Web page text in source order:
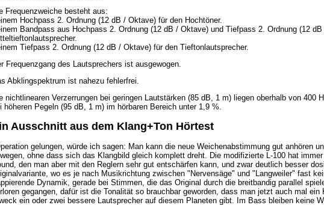
Frequenzweiche besteht aus:
Hochpass 2. Ordnung (12 dB / Oktave) für den Hochtöner.
Bandpass aus Hochpass 2. Ordnung (12 dB / Oktave) und Tiefpass 2. Ordnung (12
Tiefpass 2. Ordnung (12 dB / Oktave) für den Tieftonlautsprecher.
Frequenzgang des Lautsprechers ist ausgewogen.
Abklingspektrum ist nahezu fehlerfrei.
nichtlinearen Verzerrungen bei geringen Lautstärken (85 dB, 1 m) liegen oberhalb von 400
höheren Pegeln (95 dB, 1 m) im hörbaren Bereich unter 1,9 %.
Ausschnitt aus dem Klang+Ton Hörtest
gelungen, würde ich sagen: Man kann die neue Weichenabstimmung gut anhören
ohne dass sich das Klangbild gleich komplett dreht. Die modifizierte L-100 hat
den man aber mit den Reglern sehr gut entschärfen kann, und zwar deutlich besser
wo es je nach Musikrichtung zwischen "Nervensäge" und "Langweiler" fast
Dynamik, gerade bei Stimmen, die das Original durch die breitbandig parallel
gegangen, dafür ist die Tonalität so brauchbar geworden, dass man jetzt auch mal
ein oder zwei bessere Lautsprecher auf diesem Planeten gibt. Im Bass bleiben keine